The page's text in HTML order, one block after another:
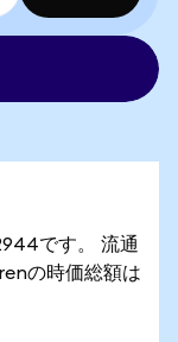
です。 流通
の時価総額は